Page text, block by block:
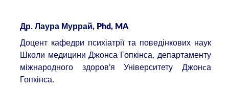
Др. Лаура Муррай, Phd, MA
Доцент кафедри психіатрії та поведінкових наук
Школи медицини Джонса Гопкінса, департаменту
міжнародного здоров’я Університету Джонcа
Гопкінса.